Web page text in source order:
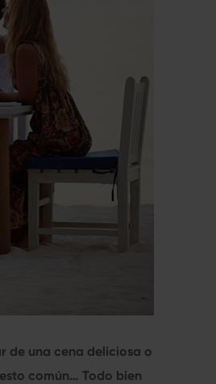
de una cena deliciosa o
común… Todo bien